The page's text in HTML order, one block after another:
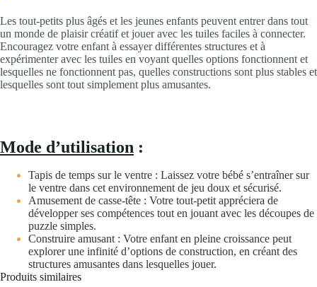
Les tout-petits plus âgés et les jeunes enfants peuvent entrer dans tout
un monde de plaisir créatif et jouer avec les tuiles faciles à connecter.
Encouragez votre enfant à essayer différentes structures et à
expérimenter avec les tuiles en voyant quelles options fonctionnent et
lesquelles ne fonctionnent pas, quelles constructions sont plus stables et
lesquelles sont tout simplement plus amusantes.
Mode d’utilisation :
Tapis de temps sur le ventre : Laissez votre bébé s’entraîner sur
le ventre dans cet environnement de jeu doux et sécurisé.
Amusement de casse-tête : Votre tout-petit appréciera de
développer ses compétences tout en jouant avec les découpes de
puzzle simples.
Construire amusant : Votre enfant en pleine croissance peut
explorer une infinité d’options de construction, en créant des
structures amusantes dans lesquelles jouer.
Produits similaires